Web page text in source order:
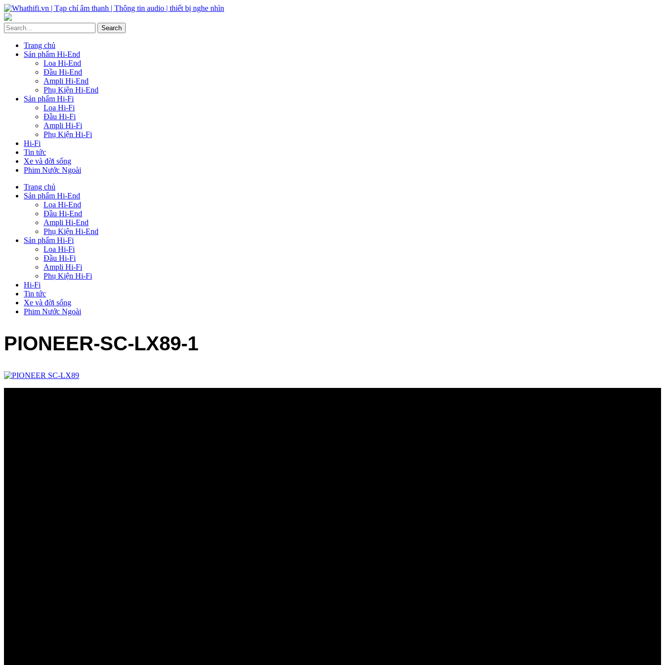
Trang chủ
Sản phẩm Hi-End
Loa Hi-End
Đầu Hi-End
Ampli Hi-End
Phụ Kiện Hi-End
Sản phẩm Hi-Fi
Loa Hi-Fi
Đầu Hi-Fi
Ampli Hi-Fi
Phụ Kiện Hi-Fi
Hi-Fi
Tin tức
Xe và đời sống
Phim Nước Ngoài
Trang chủ
Sản phẩm Hi-End
Loa Hi-End
Đầu Hi-End
Ampli Hi-End
Phụ Kiện Hi-End
Sản phẩm Hi-Fi
Loa Hi-Fi
Đầu Hi-Fi
Ampli Hi-Fi
Phụ Kiện Hi-Fi
Hi-Fi
Tin tức
Xe và đời sống
Phim Nước Ngoài
PIONEER-SC-LX89-1